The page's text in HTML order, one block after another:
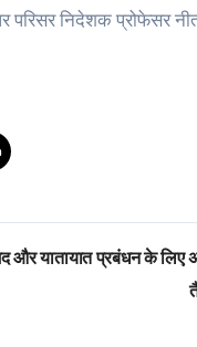
निदेशक प्रोफेसर
और यातायात प्रबंधन के लिए